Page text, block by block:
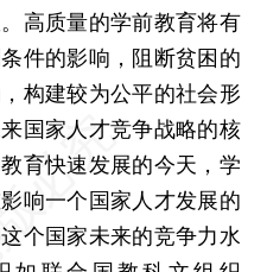
高质量的学前教育将有
件的影响，阻断贫困的
构建较为公平的社会形
国家人才竞争战略的核
育快速发展的今天，学
响一个国家人才发展的
个国家未来的竞争力水